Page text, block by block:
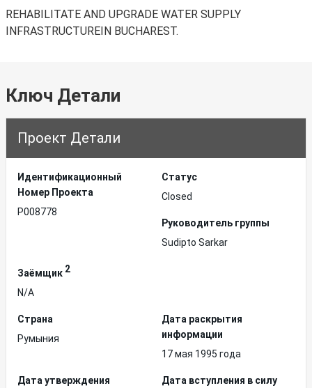
REHABILITATE AND UPGRADE WATER SUPPLY
INFRASTRUCTUREIN BUCHAREST.
Ключ Детали
Проект Детали
Идентификационный
Hомер Проекта
P008778
Статус
Closed
Руководитель группы
Sudipto Sarkar
Заёмщик 2
N/A
Страна
Румыния
Дата раскрытия
информации
17 мая 1995 года
Дата утверждения
Дата вступления в силу